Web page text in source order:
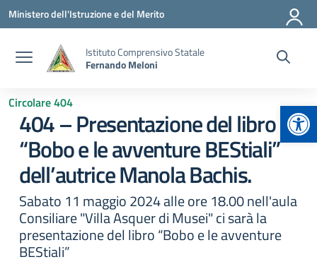
Vai ai contenuti
Vai al menu di navigazione
Vai al footer
Ministero dell'Istruzione e del Merito
Istituto Comprensivo Statale
Fernando Meloni
Circolare 404
404 – Presentazione del libro
“Bobo e le avventure BEStiali”
dell’autrice Manola Bachis.
Sabato 11 maggio 2024 alle ore 18.00 nell'aula
Consiliare "Villa Asquer di Musei" ci sarà la
presentazione del libro “Bobo e le avventure
BEStiali”